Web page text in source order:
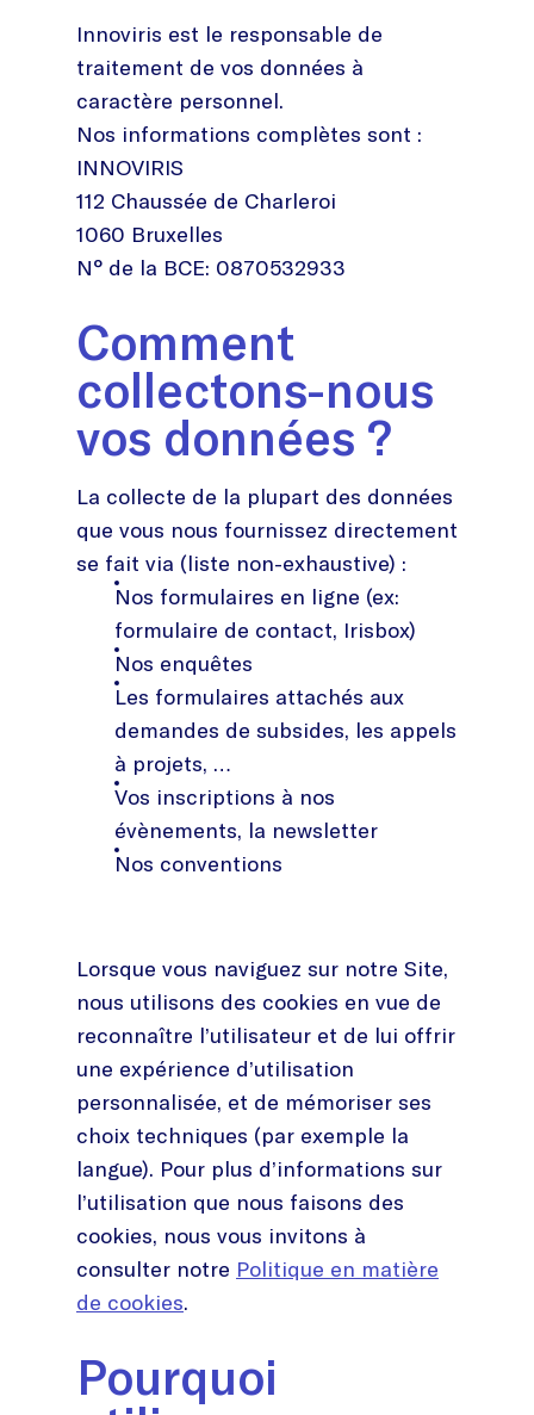
Innoviris est le responsable de
traitement de vos données à
caractère personnel.
Nos informations complètes sont :
INNOVIRIS
112 Chaussée de Charleroi
1060 Bruxelles
N° de la BCE: 0870532933
Comment
collectons-nous
vos données ?
La collecte de la plupart des données
que vous nous fournissez directement
se fait via (liste non-exhaustive) :
Nos formulaires en ligne (ex:
formulaire de contact, Irisbox)
Nos enquêtes
Les formulaires attachés aux
demandes de subsides, les appels
à projets, …
Vos inscriptions à nos
évènements, la newsletter
Nos conventions
Lorsque vous naviguez sur notre Site,
nous utilisons des cookies en vue de
reconnaître l’utilisateur et de lui offrir
une expérience d’utilisation
personnalisée, et de mémoriser ses
choix techniques (par exemple la
langue). Pour plus d’informations sur
l’utilisation que nous faisons des
cookies, nous vous invitons à
consulter notre Politique en matière
de cookies.
Pourquoi